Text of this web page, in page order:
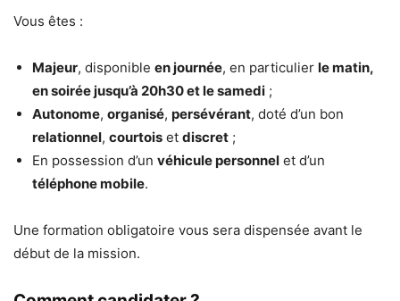
Vous êtes :
Majeur, disponible en journée, en particulier le matin,
en soirée jusqu’à 20h30 et le samedi ;
Autonome, organisé, persévérant, doté d’un bon
relationnel, courtois et discret ;
En possession d’un véhicule personnel et d’un
téléphone mobile.
Une formation obligatoire vous sera dispensée avant le
début de la mission.